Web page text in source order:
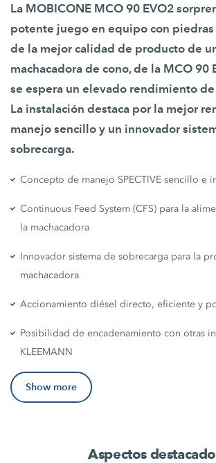
La MOBICONE MCO 90 EVO2
potente juego en equipo con piedras
de la mejor calidad de producto de
machacadora de cono, de la MCO 90
se espera un elevado rendimiento
La instalación destaca por la mejor
manejo sencillo y un innovador
sobrecarga.
Concepto de manejo SPECTIVE sencillo e
Continuous Feed System (CFS) para la
la machacadora
Innovador sistema de sobrecarga para la
machacadora
Accionamiento diésel directo, eficiente y
Posibilidad de encadenamiento con otras
KLEEMANN
Show more
Aspectos